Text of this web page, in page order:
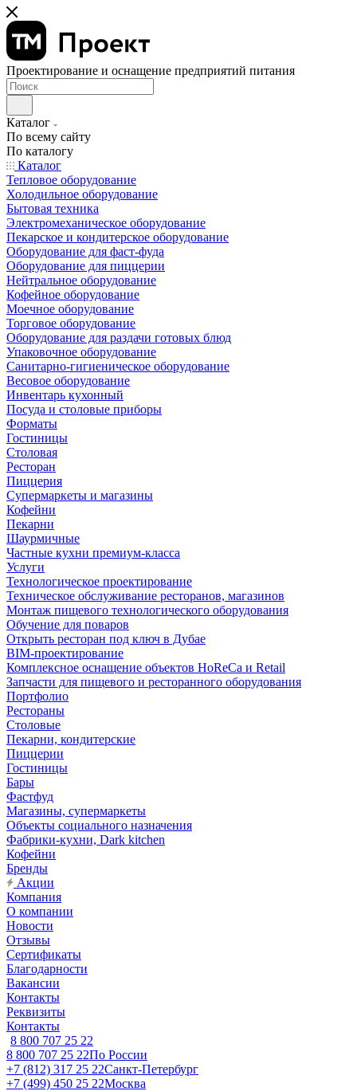
Проектирование и оснащение предприятий питания
Каталог
По всему сайту
По каталогу
Каталог
Тепловое оборудование
Холодильное оборудование
Бытовая техника
Электромеханическое оборудование
Пекарское и кондитерское оборудование
Оборудование для фаст-фуда
Оборудование для пиццерии
Нейтральное оборудование
Кофейное оборудование
Моечное оборудование
Торговое оборудование
Оборудование для раздачи готовых блюд
Упаковочное оборудование
Санитарно-гигиеническое оборудование
Весовое оборудование
Инвентарь кухонный
Посуда и столовые приборы
Форматы
Гостиницы
Столовая
Ресторан
Пиццерия
Супермаркеты и магазины
Кофейни
Пекарни
Шаурмичные
Частные кухни премиум-класса
Услуги
Технологическое проектирование
Техническое обслуживание ресторанов, магазинов
Монтаж пищевого технологического оборудования
Обучение для поваров
Открыть ресторан под ключ в Дубае
BIM-проектирование
Комплексное оснащение объектов HoReCa и Retail
Запчасти для пищевого и ресторанного оборудования
Портфолио
Рестораны
Столовые
Пекарни, кондитерские
Пиццерии
Гостиницы
Бары
Фастфуд
Магазины, супермаркеты
Объекты социального назначения
Фабрики-кухни, Dark kitchen
Кофейни
Бренды
Акции
Компания
О компании
Новости
Отзывы
Сертификаты
Благодарности
Вакансии
Контакты
Реквизиты
Контакты
8 800 707 25 22
8 800 707 25 22По России
+7 (812) 317 25 22Санкт-Петербург
+7 (499) 450 25 22Москва